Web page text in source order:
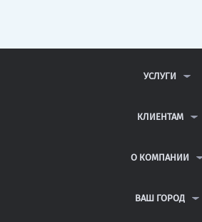
УСЛУГИ
ДИПЛОМНЫЕ РАБОТЫ
РЕФЕРАТЫ
КЛИЕНТАМ
ВОПРОСЫ И
ПОЛИТИКА
О КОМПАНИИ
КОНТАКТЫ
ВАШ ГОРОД